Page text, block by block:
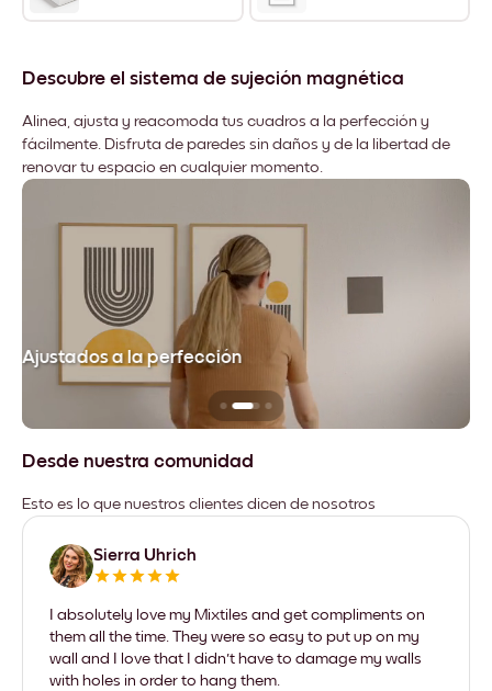
Descubre el sistema de sujeción magnética
Alinea, ajusta y reacomoda tus cuadros a la perfección y
fácilmente. Disfruta de paredes sin daños y de la libertad de
renovar tu espacio en cualquier momento.
Ajustados a la perfección
Desde nuestra comunidad
Esto es lo que nuestros clientes dicen de nosotros
Sierra Uhrich
I absolutely love my Mixtiles and get compliments on
them all the time. They were so easy to put up on my
wall and I love that I didn't have to damage my walls
with holes in order to hang them.